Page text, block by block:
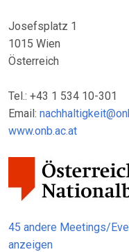
Josefsplatz 1
1015 Wien
Österreich
Tel.: +43 1 534 10-301
Email:
www.onb.ac.at
45 andere Meetings/
anzeigen